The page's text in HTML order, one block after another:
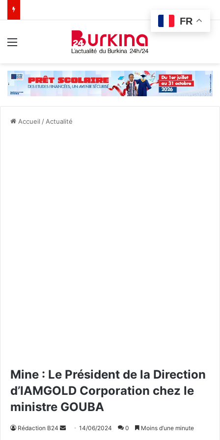
Accueil / Actualité
Mine : Le Président de la Direction
d’IAMGOLD Corporation chez le
ministre GOUBA
Rédaction B24 14/06/2024 0 Moins d’une minute
FR